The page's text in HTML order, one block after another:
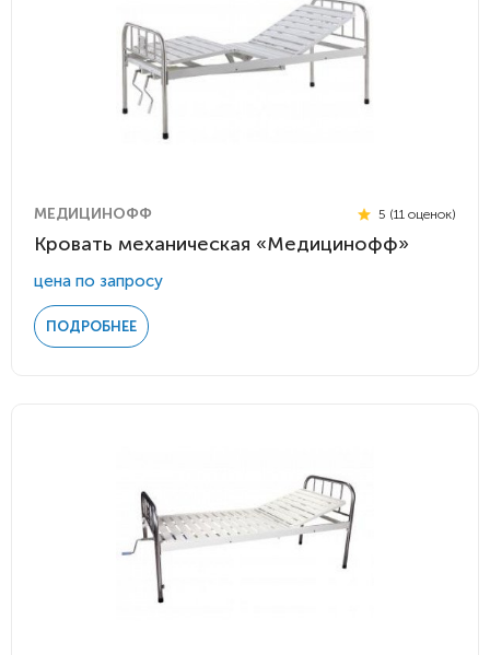
МЕДИЦИНОФФ 5 (11 оценок)
Кровать механическая «Медицинофф»
цена по запросу
ПОДРОБНЕЕ